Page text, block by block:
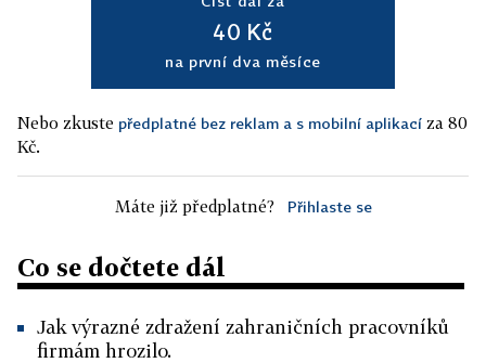
40 Kč
na první dva měsíce
Nebo zkuste předplatné bez reklam a s mobilní aplikací za 80
Kč.
Máte již předplatné? Přihlaste se
Co se dočtete dál
Jak výrazné zdražení zahraničních pracovníků
firmám hrozilo.